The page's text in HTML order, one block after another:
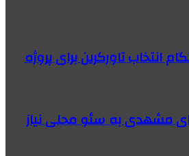
مشهدی به سئو محلی نیاز